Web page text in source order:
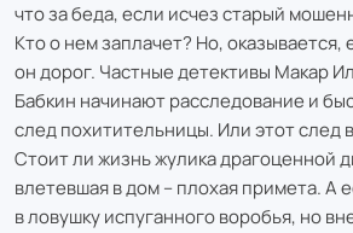
что за беда, если исчез старый
Кто о нем заплачет? Но,
он дорог. Частные детективы Макар
Бабкин начинают расследование и
след похитительницы. Или этот след
Стоит ли жизнь жулика драгоценной
влетевшая в дом – плохая примета. А
в ловушку испуганного воробья, но